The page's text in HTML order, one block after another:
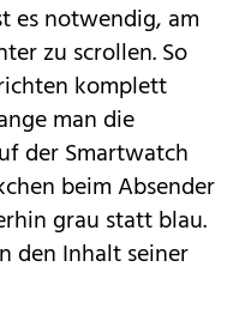
es notwendig, am
zu scrollen. So
komplett
man die
der Smartwatch
beim Absender
grau statt blau.
den Inhalt seiner